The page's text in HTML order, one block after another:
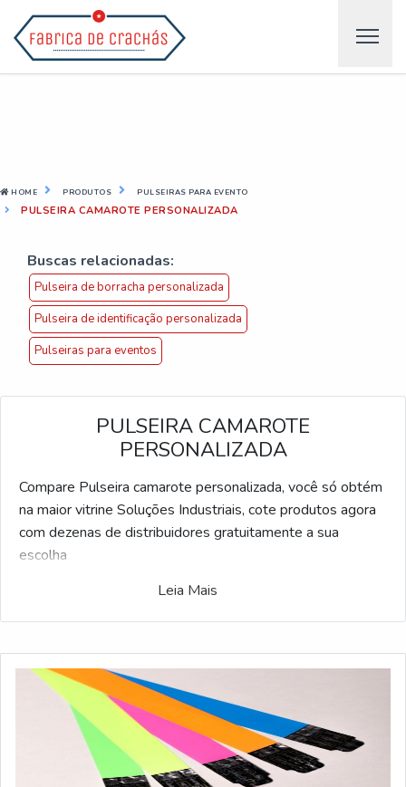
HOME PRODUTOS PULSEIRAS PARA EVENTO
PULSEIRA CAMAROTE PERSONALIZADA
Buscas relacionadas:
Pulseira de borracha personalizada
Pulseira de identificação personalizada
Pulseiras para eventos
PULSEIRA CAMAROTE
PERSONALIZADA
Compare Pulseira camarote personalizada, você só obtém
na maior vitrine Soluções Industriais, cote produtos agora
com dezenas de distribuidores gratuitamente a sua
escolha
Possuindo milhares de empresas, o Soluções Industriais é
o facilitador business to business mais interativo do ramo
personalizada, clique em um dos anuciantes listados
adiante:
Leia Mais